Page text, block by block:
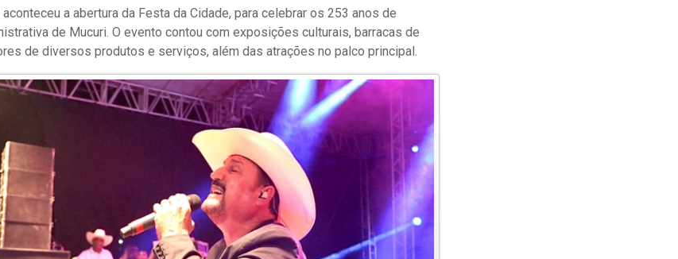
a abertura da Festa da Cidade, para celebrar os 253 anos de
de Mucuri. O evento contou com exposições culturais, barracas de
de diversos produtos e serviços, além das atrações no palco principal.